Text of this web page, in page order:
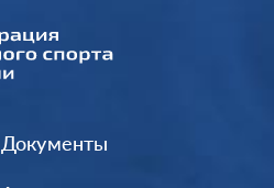
Документы